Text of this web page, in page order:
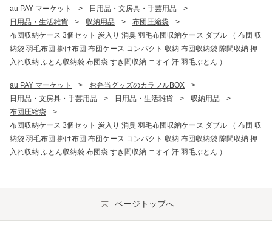
au PAY マーケット > 日用品・文房具・手芸用品
>
日用品・生活雑貨
> 収納用品 > 布団圧縮袋
>
布団収納ケース 3個セット 炭入り 消臭 羽毛布団収納ケース ダブル （ 布団 収
納袋 羽毛布団 掛け布団 布団ケース コンパクト 収納 布団収納袋 隙間収納 押
入れ収納 ふとん収納袋 布団袋 すき間収納 ニオイ 汗 羽毛ぶとん ）
au PAY マーケット > お弁当グッズのカラフルBOX
>
日用品・文房具・手芸用品
> 日用品・生活雑貨 > 収納用品
>
布団圧縮袋
>
布団収納ケース 3個セット 炭入り 消臭 羽毛布団収納ケース ダブル （ 布団 収
納袋 羽毛布団 掛け布団 布団ケース コンパクト 収納 布団収納袋 隙間収納 押
入れ収納 ふとん収納袋 布団袋 すき間収納 ニオイ 汗 羽毛ぶとん ）
ページトップへ